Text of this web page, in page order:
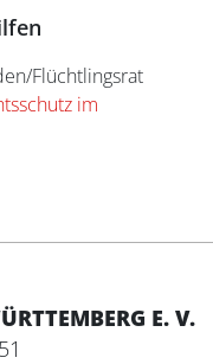
Flüchtlingsrat
im
E. V.